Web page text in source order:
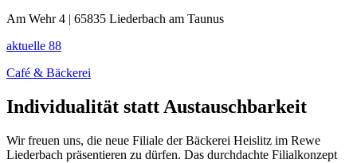
Am Wehr 4 | 65835 Liederbach am Taunus
aktuelle 88
Café & Bäckerei
Individualität statt Austauschbarkeit
Wir freuen uns, die neue Filiale der Bäckerei Heislitz im Rewe
Liederbach präsentieren zu dürfen. Das durchdachte Filialkonzept